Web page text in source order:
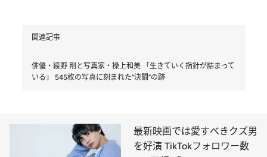
関連記事
俳優・綾野 剛と写真家・操上和美 「生きていく指針が詰まって
いる」 545枚の写真に刻まれた“決闘”の跡
最新映画では愛すべきクズ男
を好演 TikTokフォロワー数